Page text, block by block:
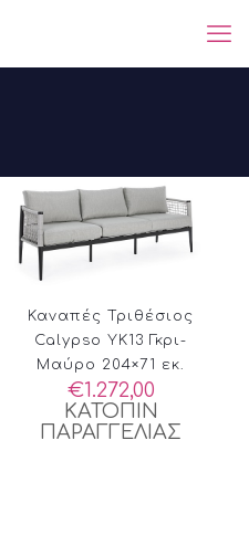
Καναπές Τριθέσιος
Calypso YK13 Γκρι-
Μαύρο 204×71 εκ.
€1.272,00
ΚΑΤΟΠΙΝ
ΠΑΡΑΓΓΕΛΙΑΣ